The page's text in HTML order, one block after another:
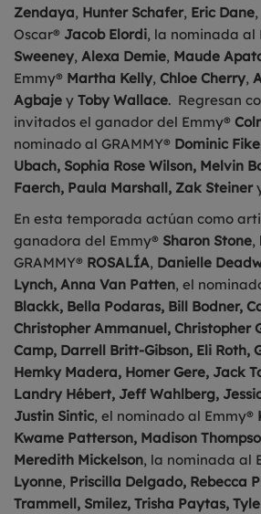
Zendaya, Hunter Schafer, Eric Dane
Oscar® Jacob Elordi, la nominada al
Sweeney, Alexa Demie, Maude
Emmy® Martha Kelly, Chloe Cherry,
Agbaje y Toby Wallace. Regresan
invitados el ganador del Emmy®
nominado al GRAMMY® Dominic Fike
Ubach, Sophia Rose Wilson, Melvin
Faerch, Paula Marshall, Zak Steiner
En esta temporada actúan como
ganadora del Emmy® Sharon Stone,
GRAMMY® ROSALÍA, Danielle
Lynch, Anna Van Patten, el
Blackk, Bella Podaras, Bill Bodner,
Christopher Ammanuel, Christopher
Camp, Darrell Britt-Gibson, Eli Roth,
Hemky Madera, Homer Gere, Jack
Landry Hébert, Jeff Wahlberg,
Justin Sintic, el nominado al Emmy®
Kwame Patterson, Madison
Meredith Mickelson, la nominada al
Lyonne, Priscilla Delgado, Rebecca
Trammell, Smilez, Trisha Paytas,